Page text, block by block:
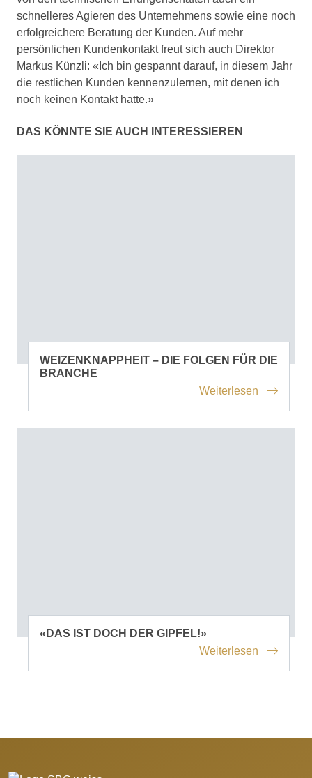
schnelleres Agieren des Unternehmens sowie eine noch
erfolgreichere Beratung der Kunden. Auf mehr
persönlichen Kundenkontakt freut sich auch Direktor
Markus Künzli: «Ich bin gespannt darauf, in diesem Jahr
die restlichen Kunden kennenzulernen, mit denen ich
noch keinen Kontakt hatte.»
DAS KÖNNTE SIE AUCH INTERESSIEREN
WEIZENKNAPPHEIT – DIE FOLGEN FÜR DIE
BRANCHE
Weiterlesen
«DAS IST DOCH DER GIPFEL!»
Weiterlesen